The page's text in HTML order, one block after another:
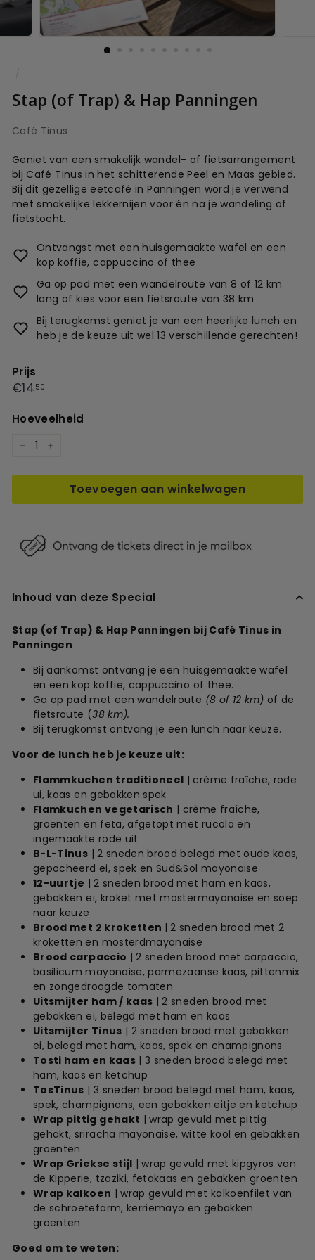
Stap (of Trap) & Hap Panningen
Café Tinus
Geniet van een smakelijk wandel- of fietsarrangement
bij Café Tinus in het schitterende Peel en Maas gebied.
Bij dit gezellige eetcafé in Panningen word je verwend
met smakelijke lekkernijen voor én na je wandeling of
fietstocht.
Ontvangst met een huisgemaakte wafel en een
kop koffie, cappuccino of thee
Ga op pad met een wandelroute van 8 of 12 km
lang of kies voor een fietsroute van 38 km
Bij terugkomst geniet je van een heerlijke lunch en
heb je de keuze uit wel 13 verschillende gerechten!
Prijs
Prijs
€14 50
Hoeveelheid
+
Toevoegen aan winkelwagen
Inhoud van deze Special
Stap (of Trap) & Hap Panningen bij Café Tinus in
Panningen
Bij aankomst ontvang je een huisgemaakte wafel
en een kop koffie, cappuccino of thee.
Ga op pad met een wandelroute (8 of 12 km) of de
fietsroute (38 km).
Bij terugkomst ontvang je een lunch naar keuze.
Voor de lunch heb je keuze uit:
Flammkuchen traditioneel | crème fraîche, rode
ui, kaas en gebakken spek
Flamkuchen vegetarisch | crème fraîche,
groenten en feta, afgetopt met rucola en
ingemaakte rode uit
B-L-Tinus | 2 sneden brood belegd met oude kaas,
gepocheerd ei, spek en Sud&Sol mayonaise
12-uurtje | 2 sneden brood met ham en kaas,
gebakken ei, kroket met mostermayonaise en soep
naar keuze
Brood met 2 kroketten | 2 sneden brood met 2
kroketten en mosterdmayonaise
Brood carpaccio | 2 sneden brood met carpaccio,
basilicum mayonaise, parmezaanse kaas, pittenmix
en zongedroogde tomaten
Uitsmijter ham / kaas | 2 sneden brood met
gebakken ei, belegd met ham en kaas
Uitsmijter Tinus | 2 sneden brood met gebakken
ei, belegd met ham, kaas, spek en champignons
Tosti ham en kaas| 3 sneden brood belegd met
ham, kaas en ketchup
TosTinus | 3 sneden brood belegd met ham, kaas,
spek, champignons, een gebakken eitje en ketchup
Wrap pittig gehakt | wrap gevuld met pittig
gehakt, sriracha mayonaise, witte kool en gebakken
groenten
Wrap Griekse stijl | wrap gevuld met kipgyros van
de Kipperie, tzaziki, fetakaas en gebakken groenten
Wrap kalkoen | wrap gevuld met kalkoenfilet van
de schroetefarm, kerriemayo en gebakken
groenten
Goed om te weten: